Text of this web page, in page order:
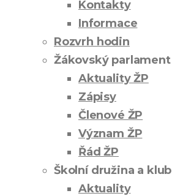
Kontakty
Informace
Rozvrh hodin
Žákovský parlament
Aktuality ŽP
Zápisy
Členové ŽP
Význam ŽP
Řád ŽP
Školní družina a klub
Aktuality